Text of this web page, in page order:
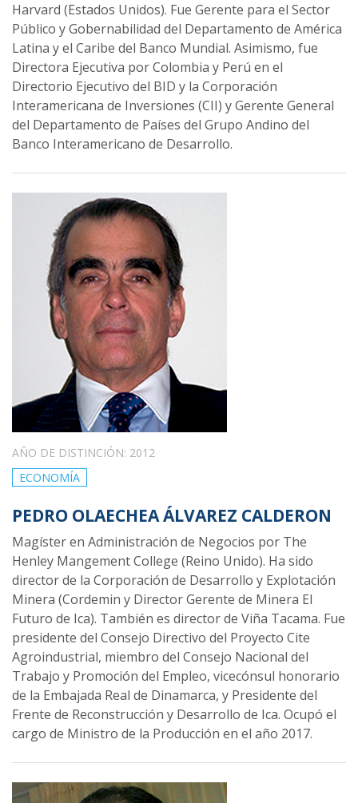
Harvard (Estados Unidos). Fue Gerente para el Sector
Público y Gobernabilidad del Departamento de América
Latina y el Caribe del Banco Mundial. Asimismo, fue
Directora Ejecutiva por Colombia y Perú en el
Directorio Ejecutivo del BID y la Corporación
Interamericana de Inversiones (CII) y Gerente General
del Departamento de Países del Grupo Andino del
Banco Interamericano de Desarrollo.
AÑO DE DISTINCIÓN: 2012
ECONOMÍA
PEDRO OLAECHEA ÁLVAREZ CALDERON
Magíster en Administración de Negocios por The
Henley Mangement College (Reino Unido). Ha sido
director de la Corporación de Desarrollo y Explotación
Minera (Cordemin y Director Gerente de Minera El
Futuro de Ica). También es director de Viña Tacama. Fue
presidente del Consejo Directivo del Proyecto Cite
Agroindustrial, miembro del Consejo Nacional del
Trabajo y Promoción del Empleo, vicecónsul honorario
de la Embajada Real de Dinamarca, y Presidente del
Frente de Reconstrucción y Desarrollo de Ica. Ocupó el
cargo de Ministro de la Producción en el año 2017.